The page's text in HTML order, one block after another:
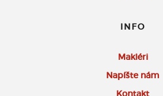
INFO
Makléri
Napíšte nám
Kontakt